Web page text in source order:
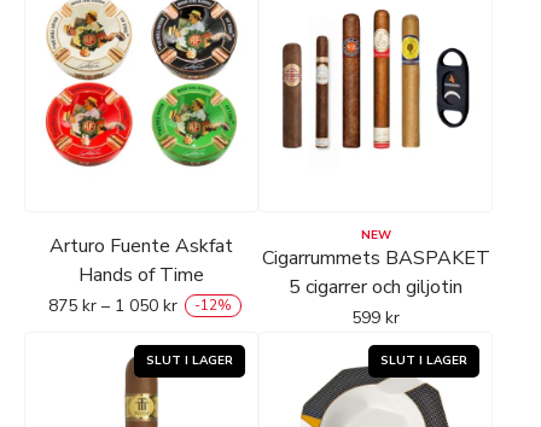
Arturo Fuente Askfat
Hands of Time
875 kr – 1 050 kr -12%
NEW
Cigarrummets BASPAKET
5 cigarrer och giljotin
599 kr